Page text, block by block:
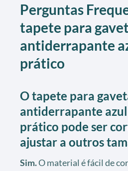
Perguntas
tapete para
antiderrapante
prático
O tapete para
antiderrapante azul
prático pode ser
ajustar a outros
Sim.O material é fácil de